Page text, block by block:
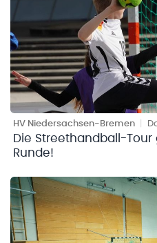
HV Niedersachsen-Bremen
Die Streethandball-
Runde!